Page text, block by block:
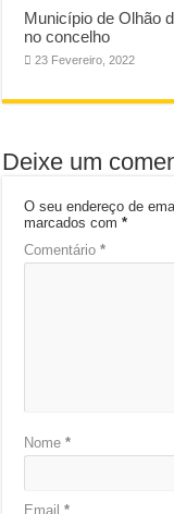
Município de Olhão
no concelho
23 Fevereiro, 2022
Deixe um
O seu endereço de
marcados com*
Comentário*
Nome*
Email*